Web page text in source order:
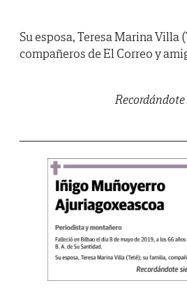
Su esposa, Teresa Marina Villa
compañeros de El Correo y